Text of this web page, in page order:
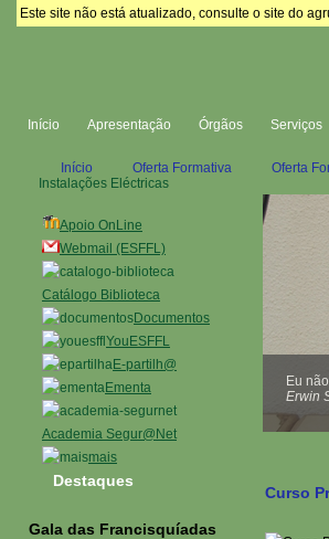
Este site não está atualizado, consulte o site do
Início Apresentação Órgãos Serviços
Apoio OnLine
Webmail (ESFFL)
Catálogo Biblioteca
Documentos
YouESFFL
E-partilh@
Ementa
Academia Segur@Net
mais
Eu
Erwin
Início Oferta Formativa Oferta
Instalações Eléctricas
Curso
Destaques
Gala das Francisquíadas